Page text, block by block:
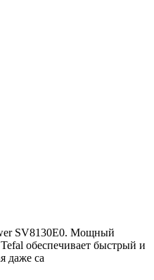
SV8130E0. Мощный
обеспечивает быстрый и
даже са